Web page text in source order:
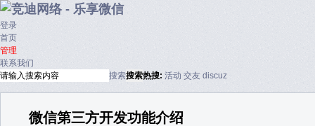
登录
首页
管理
联系我们
搜索搜索热搜: 活动 交友 discuz
微信第三方开发功能介绍